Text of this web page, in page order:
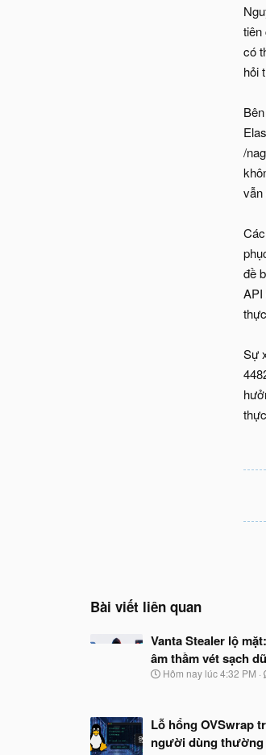
tiên
có
hỏi
/
vẫn
đề
API
Sự
Bài viết liên quan
Vanta Stealer lộ
âm thầm vét sạch
N
b
ắ
t
Hôm nay lúc 4:32 PM
Lỗ hổng OVSwrap
người dùng thường